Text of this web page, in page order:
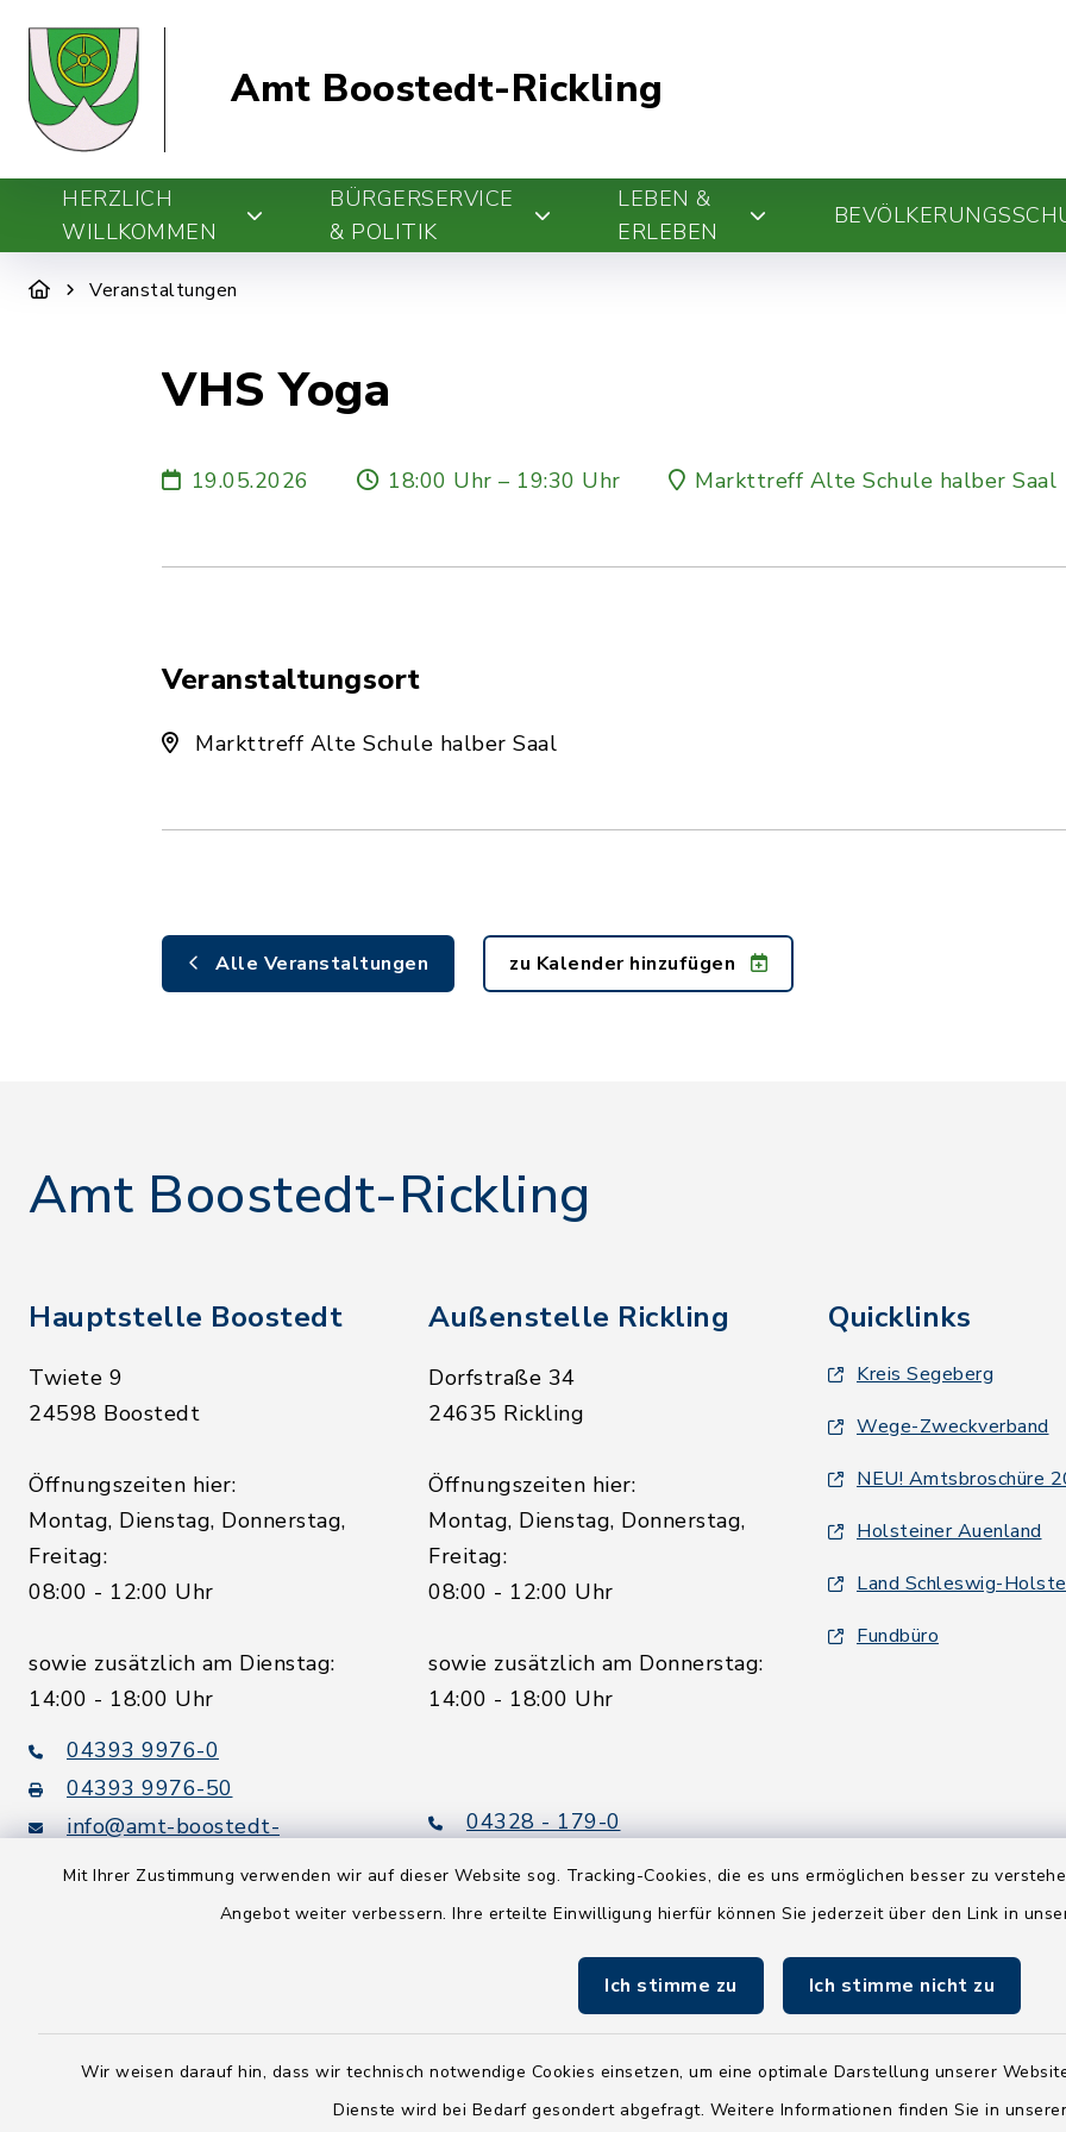
Mit Ihrer Zustimmung verwenden wir auf dieser Website sog. Tracking-Cookies, die es uns ermöglichen besser zu
Angebot weiter verbessern. Ihre erteilte Einwilligung hierfür können Sie jederzeit über den Link in
Ich stimme zu Ich stimme nicht zu
Wir weisen darauf hin, dass wir technisch notwendige Cookies einsetzen, um eine optimale Darstellung unserer
Dienste wird bei Bedarf gesondert abgefragt. Weitere Informationen finden Sie in
Amt Boostedt-Rickling
HERZLICH
WILLKOMMEN
BÜRGERSERVICE
& POLITIK
LEBEN &
ERLEBEN
Veranstaltungen
VHS Yoga
19.05.2026 18:00 Uhr – 19:30 Uhr Markttreff Alte Schule halber Saal
Veranstaltungsort
Markttreff Alte Schule halber Saal
Alle Veranstaltungen zu Kalender hinzufügen
Amt Boostedt-Rickling
Hauptstelle Boostedt
Twiete 9
24598 Boostedt
Öffnungszeiten hier:
Montag, Dienstag, Donnerstag,
Freitag:
08:00 - 12:00 Uhr
sowie zusätzlich am Dienstag:
14:00 - 18:00 Uhr
04393 9976-0
04393 9976-50
info@amt-boostedt-
Leitweg-ID: 010605063-0000-
Peppol-ID: 0204:01-Kommunen-
Außenstelle Rickling
Dorfstraße 34
24635 Rickling
Öffnungszeiten hier:
Montag, Dienstag, Donnerstag,
Freitag:
08:00 - 12:00 Uhr
sowie zusätzlich am Donnerstag:
14:00 - 18:00 Uhr
04328 - 179-0
rickling.de
Quicklinks
Kreis Segeberg
Wege-Zweckverband
NEU! Amtsbroschüre
Holsteiner Auenland
Land Schleswig-
Fundbüro